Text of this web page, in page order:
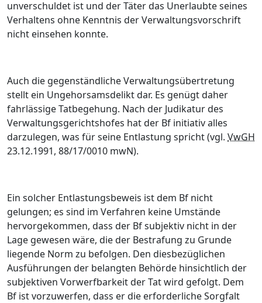
unverschuldet ist und der Täter das Unerlaubte seines
Verhaltens ohne Kenntnis der Verwaltungsvorschrift
nicht einsehen konnte.
Auch die gegenständliche Verwaltungsübertretung
stellt ein Ungehorsamsdelikt dar. Es genügt daher
fahrlässige Tatbegehung. Nach der Judikatur des
Verwaltungsgerichtshofes hat der Bf initiativ alles
darzulegen, was für seine Entlastung spricht (vgl. VwGH
23.12.1991, 88/17/0010 mwN).
Ein solcher Entlastungsbeweis ist dem Bf nicht
gelungen; es sind im Verfahren keine Umstände
hervorgekommen, dass der Bf subjektiv nicht in der
Lage gewesen wäre, die der Bestrafung zu Grunde
liegende Norm zu befolgen. Den diesbezüglichen
Ausführungen der belangten Behörde hinsichtlich der
subjektiven Vorwerfbarkeit der Tat wird gefolgt. Dem
Bf ist vorzuwerfen, dass er die erforderliche Sorgfalt